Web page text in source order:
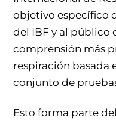
objetivo específico
del IBF y al público
comprensión más
respiración basada
conjunto de
Esto forma parte